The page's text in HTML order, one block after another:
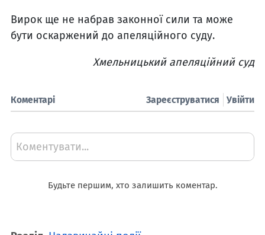
Вирок ще не набрав законної сили та може
бути оскаржений до апеляційного суду.
Хмельницький апеляційний суд
Коментарі Увійти
Зареєструватися
Коментувати...
Будьте першим, хто залишить коментар.